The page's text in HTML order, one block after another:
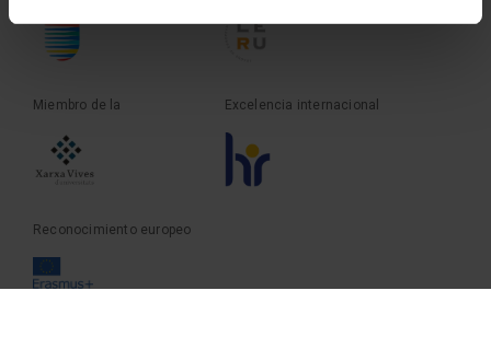
Miembro de la Excelencia internacional
Reconocimiento europeo